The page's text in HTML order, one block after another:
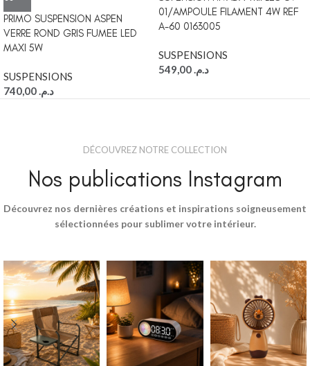
PRIMO SUSPENSION ASPEN
VERRE ROND GRIS FUMEE LED
MAXI 5W
SUSPENSIONS
د.م.
01/AMPOULE FILAMENT 4W REF
A-60 0163005
SUSPENSIONS
د.م.
DÉCOUVREZ NOTRE COLLECTION
Nos publications Instagram
Découvrez nos dernières créations et inspirations soigneusement
sélectionnées pour sublimer votre intérieur.